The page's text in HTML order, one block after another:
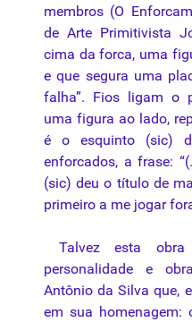
membros (O
de Arte Primitivista
cima da forca, uma
e que segura uma
falha”. Fios ligam o
uma figura ao lado,
é o esquinto (sic)
enforcados, a frase:
(sic) deu o título de
primeiro a me jogar
Talvez esta
personalidade e
Antônio da Silva que,
em sua homenagem: